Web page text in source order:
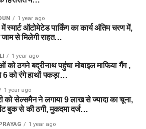
1 year ago
स्मार्ट ऑटोमेटेड पार्किंग का कार्य अंतिम चरण में,
से मिलेगी राहत…
1 year ago
को ठगने बद्रीनाथ पहुंचा मोबाइल माफिया गैंग ,
6 को रंगे हाथों पकड़ा…
1 year ago
को सेल्समैन ने लगाया 9 लाख से ज्यादा का चूना,
बुक से की ठगी, मुकदमा दर्ज…
1 year ago